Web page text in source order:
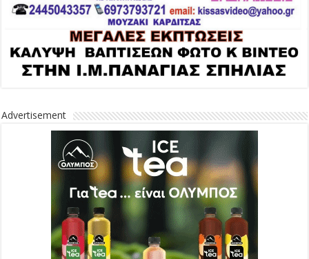
Advertisement